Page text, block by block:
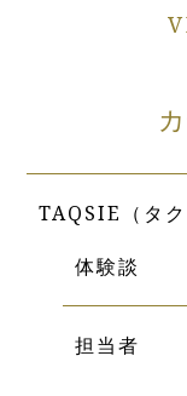
TAQSIE（タク
体験談
担当者